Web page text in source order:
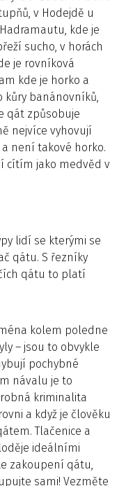
v Hodejdě u
kde je
sucho, v horách
je rovníková
kde je horko a
kůry banánovníků,
qát způsobuje
nejvíce vyhovují
není takové horko.
cítím jako medvěd v
lidí se kterými se
qátu. S řezníky
qátu to platí
kolem poledne
– jsou to obvykle
pochybné
návalu je to
kriminalita
a když je člověku
Tlačenice a
ideálními
zakoupení qátu,
sami! Vezměte